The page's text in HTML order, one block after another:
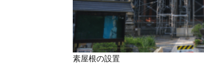
素屋根の設置